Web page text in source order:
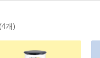
(4개)